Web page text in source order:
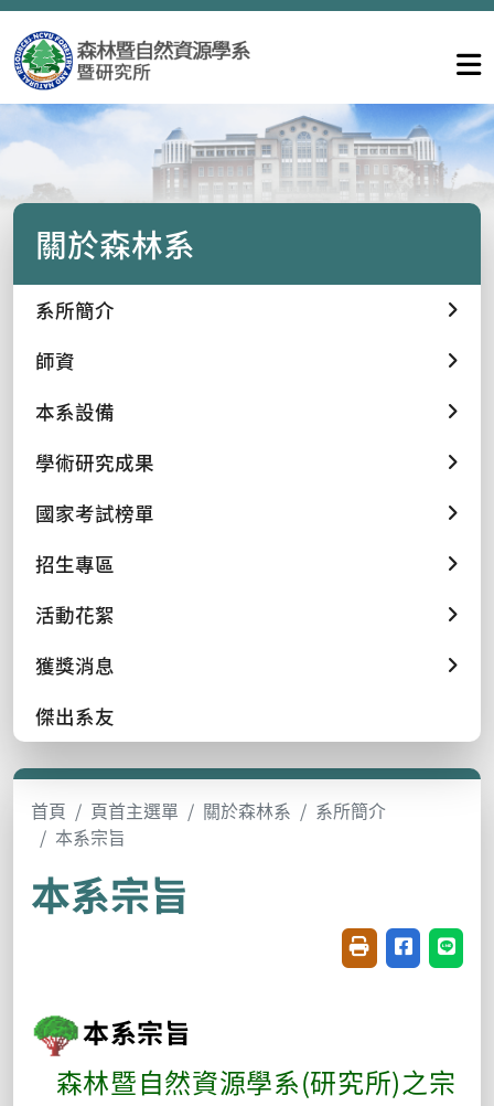
關於森林系
系所簡介
師資
本系設備
學術研究成果
國家考試榜單
招生專區
活動花絮
獲獎消息
傑出系友
首頁 頁首主選單 關於森林系
系所簡介
本系宗旨
本系宗旨
友善列印(開新視
分享至臉書
分享
本系宗旨
森林暨自然資源學系(研究所)之宗